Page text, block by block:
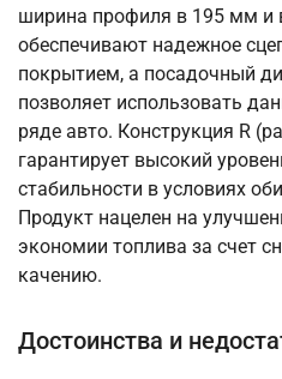
ширина профиля в 195 мм и
обеспечивают надежное
покрытием, а посадочный
позволяет использовать
ряде авто. Конструкция R
гарантирует высокий
стабильности в условиях
Продукт нацелен на
экономии топлива за счет
качению.
Достоинства и